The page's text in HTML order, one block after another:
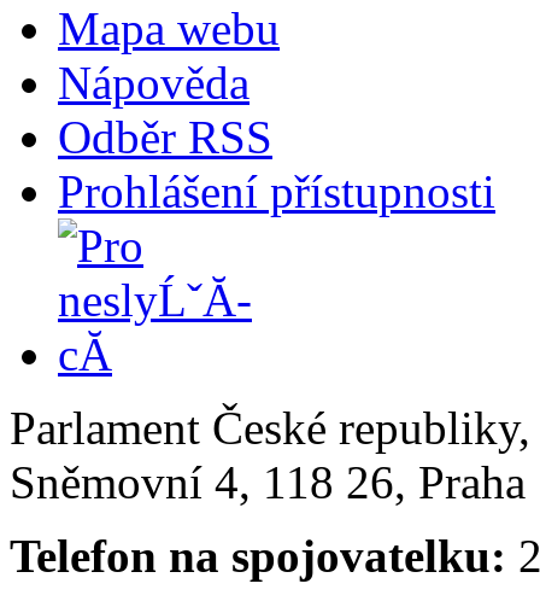
Mapa webu
Nápověda
Odběr RSS
Prohlášení přístupnosti
Parlament České
Sněmovní 4, 118 26,
Telefon na spojovatelku: